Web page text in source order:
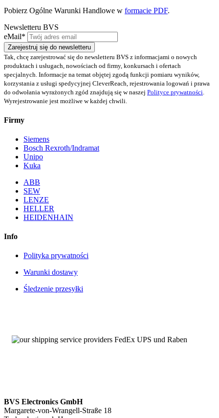
Pobierz Ogólne Warunki Handlowe w formacie PDF.
Newsletteru BVS
eMail*
Zarejestruj się do newsletteru
Tak, chcę zarejestrować się do newsletteru BVS z informacjami o nowych
produktach i usługach, nowościach od firmy, konkursach i ofertach
specjalnych. Informacje na temat objętej zgodą funkcji pomiaru wyników,
korzystania z usługi spedycyjnej CleverReach, rejestrowania logowań i prawa
do odwołania wyrażonych zgód znajdują się w naszej Polityce prywatności.
Wyrejestrowanie jest możliwe w każdej chwili.
Firmy
Siemens
Bosch Rexroth/Indramat
Unipo
Kuka
ABB
SEW
LENZE
HELLER
HEIDENHAIN
Info
Polityka prywatności
Warunki dostawy
Śledzenie przesyłki
BVS Electronics GmbH
Margarete-von-Wrangell-Straße 18